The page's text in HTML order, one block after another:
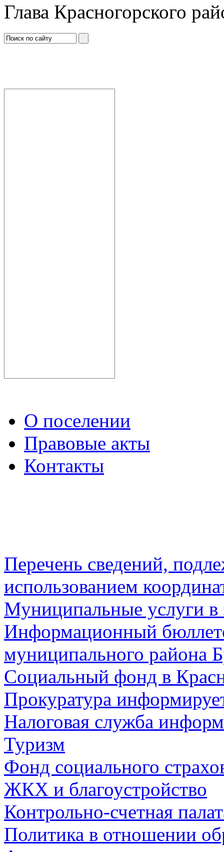
Глава Красногорского
О поселении
Правовые акты
Контакты
Перечень сведений,
использованием
Муниципальные услуги в
Информационный
муниципального района
Социальный фонд в
Прокуратура
Налоговая служба
Туризм
Фонд социального
ЖКХ и благоустройство
Контрольно-счетная
Политика в отношении